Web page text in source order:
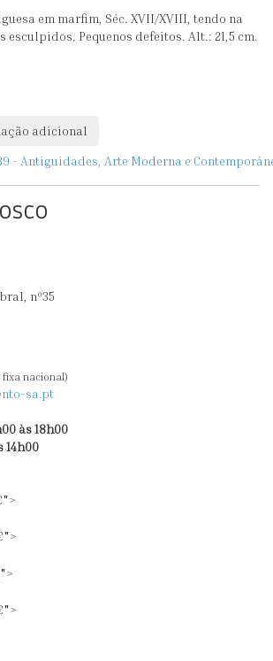
em marfim, Séc. XVII/XVIII, tendo na
esculpidos. Pequenos defeitos. Alt.: 21,5 cm.
adicional
- Antiguidades, Arte Moderna e
nº35
nacional)
sa.pt
às 18h00
14h00